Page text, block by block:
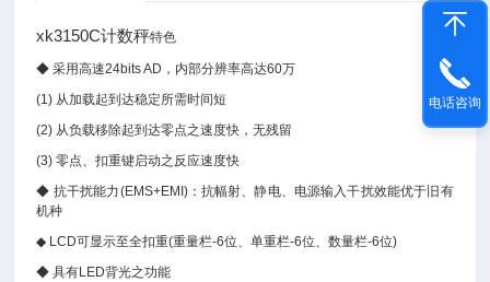
xk3150C计数秤特色
◆采用高速24bits AD，内部分辨率高达60万
(1) 从加载起到达稳定所需时间短
(2) 从负载移除起到达零点之速度快，无残留
(3)零点、扣重键启动之反应速度快
◆ 抗干扰能力(EMS+EMI)：抗幅射、静电、电源输入干扰效能优于旧有
机种
◆ LCD可显示至全扣重(重量栏-6位、单重栏-6位、数量栏-6位)
◆具有LED背光之功能
电话咨询